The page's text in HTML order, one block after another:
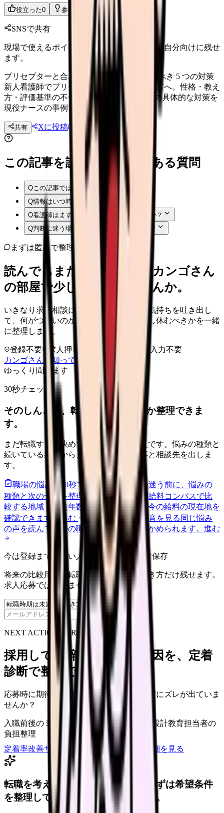
役立った0 参考になった 0
SNSで共有
現場で使えるポイントを、同僚やあとで読む自分向けに残せ
ます。
プリセプターと合わない 新人看護師が取るべき 5 つの対策
新人看護師でプリセプターと合わずに悩む方へ。性格・教え
方・評価基準の不一致の見分け方と、5 つの具体的な対策を
現役ナースの事例で解説。
共有 Xに投稿 LINE 投稿文コピー
この記事を読む前後によくある質問
Qこの記事では何を確認できますか？
Q情報はいつ時点のものですか？
Q看護師はまず何から確認すればよいですか？
Q判断に迷う場合はどうすればよいですか？
まずは匿名で整理
読んでもまだ苦しいなら、カンゴさん
の部屋で少し話してみませんか。
いきなり求人相談には進みません。今の気持ちを吐き出し
て、何がつらいのか、辞めるべきか、少し休むべきかを一緒
に整理します。
登録不要 求人押し売りなし
病院名は入力不要
カンゴさんを知ってから相談する
ゆっくり聞きます
30秒チェック
そのしんどさ、転職すべきサインか整理できま
す。
まだ転職すると決めていなくても大丈夫です。悩みの種類と
続いている期間から、次に見るべき記事と相談先を出しま
す。
職場の悩みを30秒で診断辞めるべきか迷う前に、悩みの
種類と次の一歩を整理します。進む
給料コンパスで比
較する地域・経験年数・施設形態から、今の給料の現在地を
確認できます。進む 匿名掲示板で本音を見る 同じ悩み
の声を読んで、今の職場だけの問題か確かめられます。 進む
今は登録までしない人向け: 希望条件だけ保存
将来の比較用に、転職時期と気になる働き方だけ残せます。
求人応募ではありません。
保存
NEXT ACTION FOR CLINICS
採用しても辞めてしまう原因を、定着
診断で整理できます
応募時に期待した働き方と、入職後の現実にズレが出ていま
せんか？
入職前後のミスマッチ 初月・3ヶ月面談の設計教育担当者の
負担整理
定着率改善サービスを相談
サービス詳細を見る
転職を考えている看護師さんへ。まずは希望条件
を整理して、求人を見比べられます。